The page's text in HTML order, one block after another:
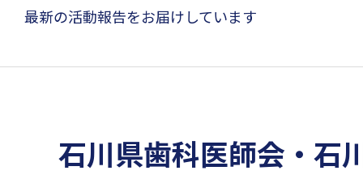
最新の活動報告をお届けしています
石川県歯科医師会・石